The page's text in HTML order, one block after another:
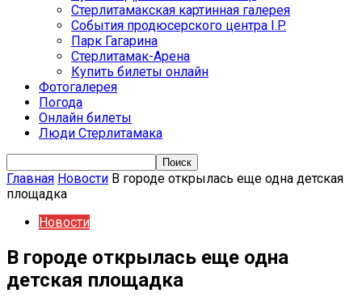
Стерлитамакская картинная галерея
События продюсерского центра I.P.
Парк Гагарина
Стерлитамак-Арена
Купить билеты онлайн
Фотогалерея
Погода
Онлайн билеты
Люди Стерлитамака
Главная Новости В городе открылась еще одна детская
площадка
Новости
В городе открылась еще одна
детская площадка